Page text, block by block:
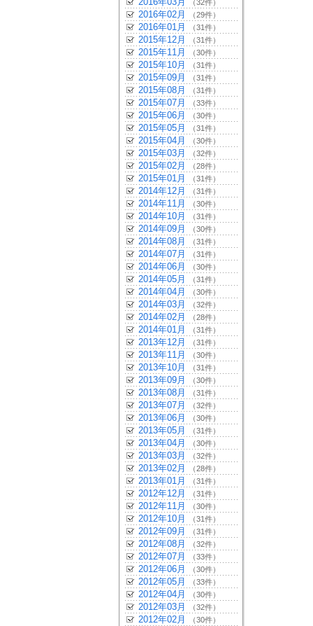
（32件）
2016年02月 （29件）
2016年01月 （31件）
2015年12月 （31件）
2015年11月 （30件）
2015年10月 （31件）
2015年09月 （31件）
2015年08月 （31件）
2015年07月 （33件）
2015年06月 （30件）
2015年05月 （31件）
2015年04月 （30件）
2015年03月 （32件）
2015年02月 （28件）
2015年01月 （31件）
2014年12月 （31件）
2014年11月 （30件）
2014年10月 （31件）
2014年09月 （30件）
2014年08月 （31件）
2014年07月 （31件）
2014年06月 （30件）
2014年05月 （31件）
2014年04月 （30件）
2014年03月 （32件）
2014年02月 （28件）
2014年01月 （31件）
2013年12月 （31件）
2013年11月 （30件）
2013年10月 （31件）
2013年09月 （30件）
2013年08月 （31件）
2013年07月 （32件）
2013年06月 （30件）
2013年05月 （31件）
2013年04月 （30件）
2013年03月 （32件）
2013年02月 （28件）
2013年01月 （31件）
2012年12月 （31件）
2012年11月 （30件）
2012年10月 （31件）
2012年09月 （31件）
2012年08月 （32件）
2012年07月 （33件）
2012年06月 （30件）
2012年05月 （33件）
2012年04月 （30件）
2012年03月 （32件）
2012年02月 （30件）